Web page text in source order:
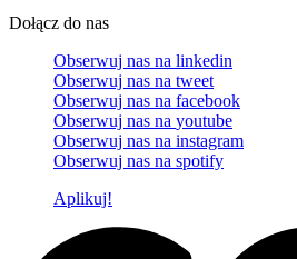
Dołącz do nas
Obserwuj nas na linkedin
Obserwuj nas na tweet
Obserwuj nas na facebook
Obserwuj nas na youtube
Obserwuj nas na instagram
Obserwuj nas na spotify
Aplikuj!